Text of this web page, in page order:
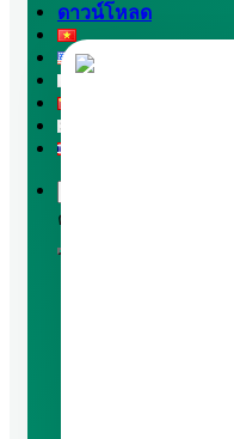
ดาวน์โหลด
ค้นหา: